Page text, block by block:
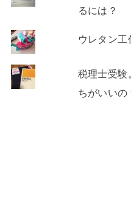
るには？
ウレタン工
税理士受験
ちがいいの